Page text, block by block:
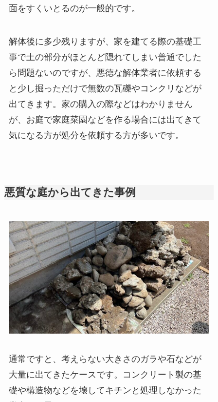
面をすくいとるのが一般的です。
解体後に多少残りますが、家を建てる際の基礎工
事で土の部分がほとんど隠れてしまい普通でした
ら問題ないのですが、悪徳な解体業者に依頼する
と少し掘っただけで無数の瓦礫やコンクリなどが
出てきます。家の購入の際などはわかりません
が、お庭で家庭菜園などを作る場合には出てきて
気になる方が処分を依頼する方が多いです。
悪質な庭から出てきた事例
通常ですと、考えらない大きさのガラや石などが
大量に出てきたケースです。コンクリート製の基
礎や構造物などを壊してキチンと処理しなかった